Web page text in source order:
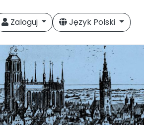
Zaloguj Język Polski